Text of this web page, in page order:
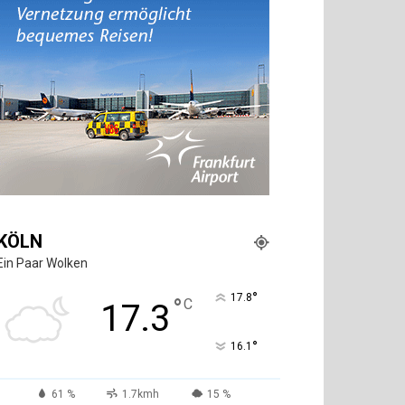
Paar Wolken
17.3 °C 17.8°
16.1 °
61 % 1.7kmh 15 %